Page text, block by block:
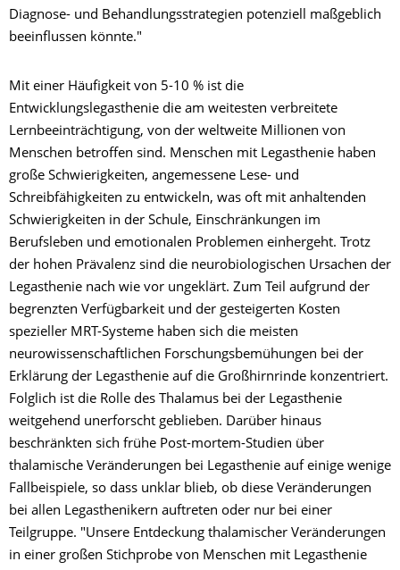
Diagnose- und Behandlungsstrategien potenziell maßgeblich
beeinflussen könnte."
Mit einer Häufigkeit von 5-10 % ist die
Entwicklungslegasthenie die am weitesten verbreitete
Lernbeeinträchtigung, von der weltweite Millionen von
Menschen betroffen sind. Menschen mit Legasthenie haben
große Schwierigkeiten, angemessene Lese- und
Schreibfähigkeiten zu entwickeln, was oft mit anhaltenden
Schwierigkeiten in der Schule, Einschränkungen im
Berufsleben und emotionalen Problemen einhergeht. Trotz
der hohen Prävalenz sind die neurobiologischen Ursachen der
Legasthenie nach wie vor ungeklärt. Zum Teil aufgrund der
begrenzten Verfügbarkeit und der gesteigerten Kosten
spezieller MRT-Systeme haben sich die meisten
neurowissenschaftlichen Forschungsbemühungen bei der
Erklärung der Legasthenie auf die Großhirnrinde konzentriert.
Folglich ist die Rolle des Thalamus bei der Legasthenie
weitgehend unerforscht geblieben. Darüber hinaus
beschränkten sich frühe Post-mortem-Studien über
thalamische Veränderungen bei Legasthenie auf einige wenige
Fallbeispiele, so dass unklar blieb, ob diese Veränderungen
bei allen Legasthenikern auftreten oder nur bei einer
Teilgruppe. "Unsere Entdeckung thalamischer Veränderungen
in einer großen Stichprobe von Menschen mit Legasthenie